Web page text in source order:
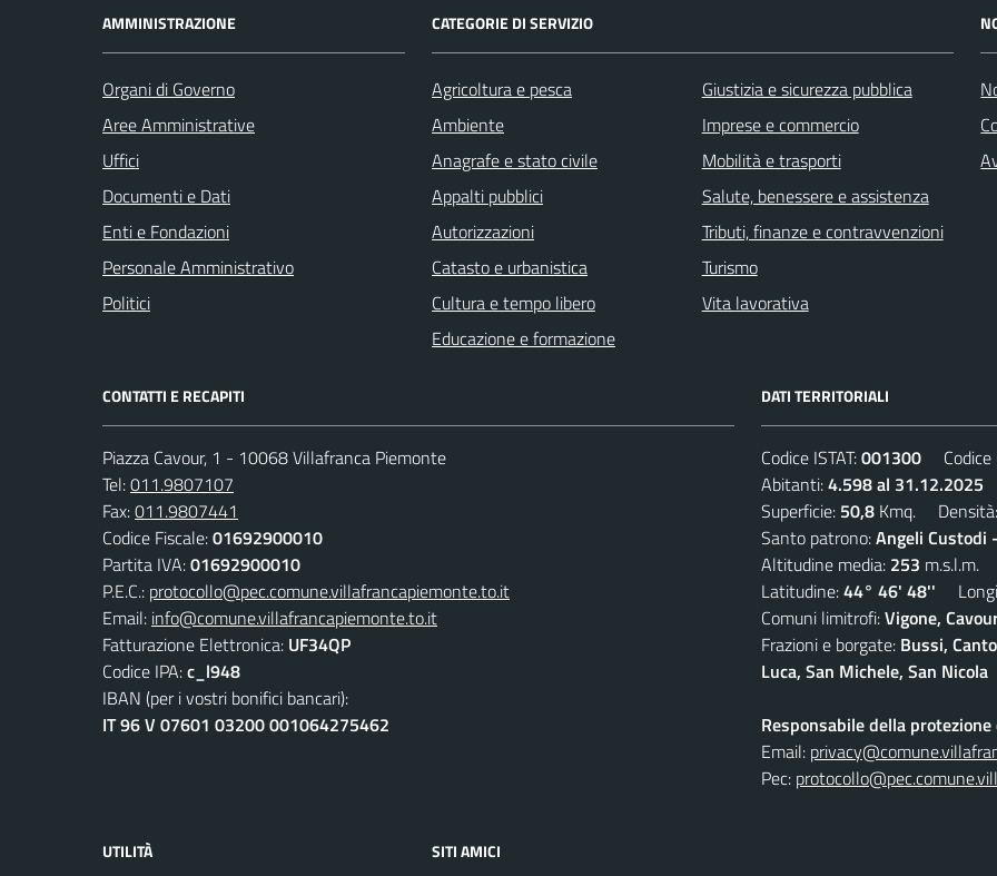
AMMINISTRAZIONE
Organi di Governo
Aree Amministrative
Uffici
Documenti e Dati
Enti e Fondazioni
Personale Amministrativo
Politici
CATEGORIE DI SERVIZIO
Agricoltura e pesca
Ambiente
Anagrafe e stato civile
Appalti pubblici
Autorizzazioni
Catasto e urbanistica
Cultura e tempo libero
Educazione e formazione
Giustizia e sicurezza pubblica
Imprese e commercio
Mobilità e trasporti
Salute, benessere e assistenza
Tributi, finanze e contravvenzioni
Turismo
Vita lavorativa
CONTATTI E RECAPITI
Piazza Cavour, 1 - 10068 Villafranca Piemonte
Tel:011.9807107
Fax:011.9807441
Codice Fiscale:01692900010
Partita IVA:01692900010
P.E.C.: protocollo@pec.comune.villafrancapiemonte.to.it
Email: info@comune.villafrancapiemonte.to.it
Fatturazione Elettronica: UF34QP
Codice IPA:c_l948
IBAN (per i vostri bonifici bancari):
IT 96 V 07601 03200 001064275462
DATI TERRITORIALI
Codice ISTAT:001300 Codice
Abitanti:4.598 al 31.12.2025
Superficie: 50,8 Kmq. Densità:
Santo patrono:Angeli Custodi
Altitudine media: 253 m.s.l.m.
Latitudine:44° 46' 48''
Comuni limitrofi:Vigone,
Frazioni e borgate: Bussi,
Luca, San Michele, San Nicola
Responsabile della protezione
Email:
Pec:
UTILITÀ SITI AMICI